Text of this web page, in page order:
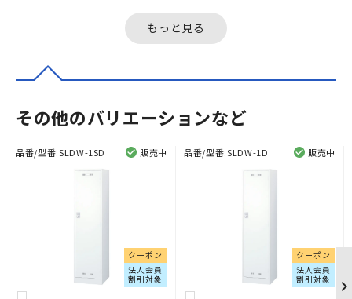
る）と、特...
もっと見る
その他のバリエーションなど
品番/型番:SLDW-1SD 販売中
クーポン
法人会員
割引対象
品番/型番:SLDW-1D 販売中
クーポン
法人会員
割引対象